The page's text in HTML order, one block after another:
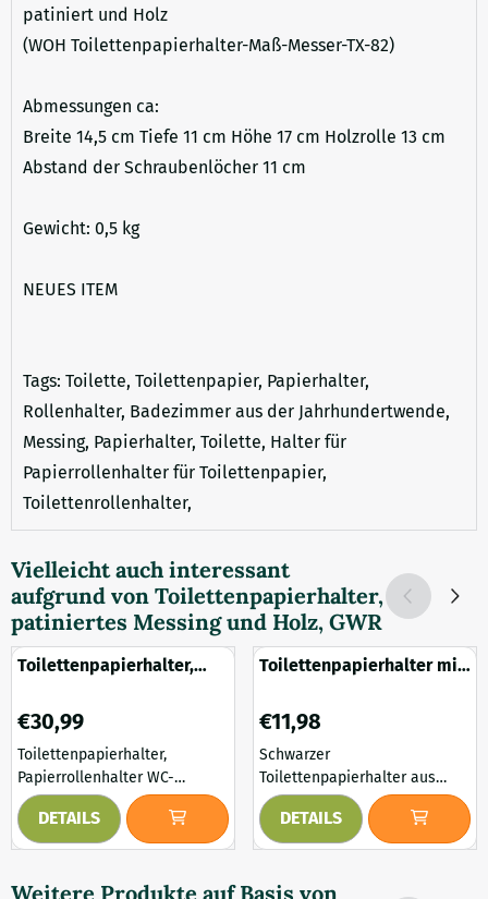
patiniert und Holz
(WOH Toilettenpapierhalter-Maß-Messer-TX-82)
Abmessungen ca:
Breite 14,5 cm Tiefe 11 cm Höhe 17 cm Holzrolle 13 cm
Abstand der Schraubenlöcher 11 cm
Gewicht: 0,5 kg
NEUES ITEM
Tags: Toilette, Toilettenpapier, Papierhalter,
Rollenhalter, Badezimmer aus der Jahrhundertwende,
Messing, Papierhalter, Toilette, Halter für
Papierrollenhalter für Toilettenpapier,
Toilettenrollenhalter,
Vielleicht auch interessant
aufgrund von Toilettenpapierhalter,
patiniertes Messing und Holz, GWR
Toilettenpapierhalter,
Preis: 30,99
€30,99
Toilettenpapierhalter,
Papierrollenhalter WC-
Papierhalter Klopapier
Rollenhalter Dieser
Rollenhaler ist sehr schön im
Wandhalterung ist aus
DETAILS
Toilettenpapierhalter mit
Preis: 11,98
€11,98
Schwarzer
Toilettenpapierhalter aus
Schmiedeeisen mit Pfeil für
einen rustikalen und
charaktervollen Look. Dieser
aus schwarzem
DETAILS
Weitere Produkte auf Basis von